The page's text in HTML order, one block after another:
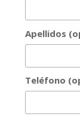
Apellidos
Teléfono